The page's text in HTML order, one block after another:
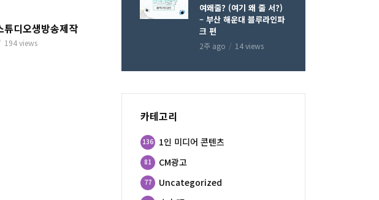
튜디오생방송제작
194 views
여왜줄? (여기 왜 줄 서?)
– 부산 해운대 블루라인파
크 편
2주 ago 14 views
카테고리
1인 미디어 콘텐츠
136
CM광고
81
Uncategorized
77